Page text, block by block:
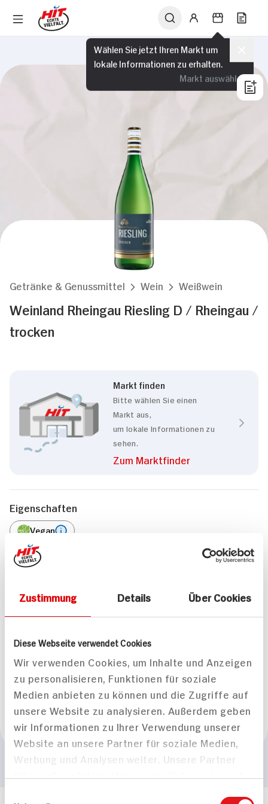
Zustimmung Details Über Cookies
Diese Webseite verwendet Cookies
Wir verwenden Cookies, um Inhalte und Anzeigen
zu personalisieren, Funktionen für soziale
Medien anbieten zu können und die Zugriffe auf
unsere Website zu analysieren. Außerdem geben
wir Informationen zu Ihrer Verwendung unserer
Website an unsere Partner für soziale Medien,
Werbung und Analysen weiter. Unsere Partner
Wählen Sie jetzt Ihren Markt um
lokale Informationen zu erhalten.
Markt auswählen
Getränke & Genussmittel Wein Weißwein
Weinland Rheingau Riesling D / Rheingau /
trocken
Markt finden
Bitte wählen Sie einen
Markt aus,
um lokale Informationen zu
sehen.
Zum Marktfinder
Eigenschaften
Vegan
Marke
Gesamteindruck
mittelkräftiger Weißwein
Geschmack
Passt zu
zur leichten Küche
Empfohlene Trinktemperatur
+10°C bis +12°C